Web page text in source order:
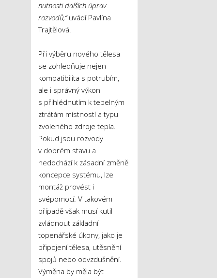
nutnosti dalších úprav
rozvodů,“uvádí Pavlína
Trajtělová.
Při výběru nového tělesa
se zohledňuje nejen
kompatibilita s potrubím,
ale i správný výkon
s přihlédnutím k tepelným
ztrátám místností a typu
zvoleného zdroje tepla.
Pokud jsou rozvody
v dobrém stavu a
nedochází k zásadní změně
koncepce systému, lze
montáž provést i
svépomocí. V takovém
případě však musí kutil
zvládnout základní
topenářské úkony, jako je
připojení tělesa, utěsnění
spojů nebo odvzdušnění.
Výměna by měla být